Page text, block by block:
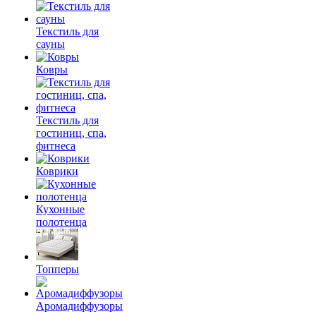
Текстиль для
сауны
Ковры
Текстиль для
гостиниц, спа,
фитнеса
Коврики
Кухонные
полотенца
Топперы
Аромадиффузоры